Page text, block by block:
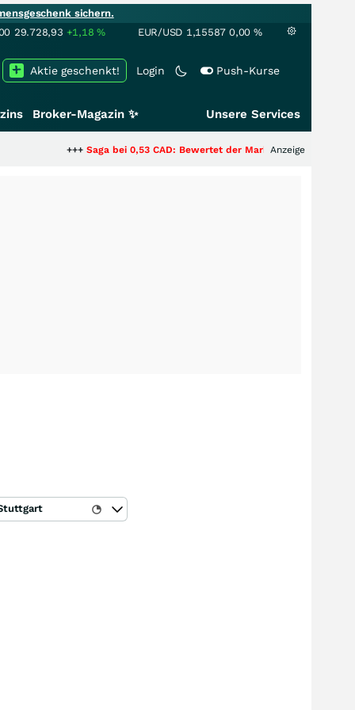
sichern.
29.728,93 +1,18% EUR/USD 1,15587 0,00 %
Login Push-Kurse
Aktie geschenkt!
Broker-Magazin ✨ Unsere Services
Saga bei 0,53 CAD: Bewertet der Markt noch immer nur die Hälfte
Anzeige